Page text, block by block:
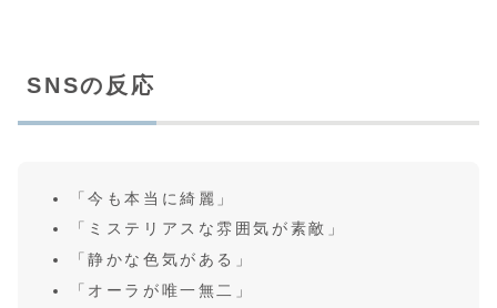
SNSの反応
「今も本当に綺麗」
「ミステリアスな雰囲気が素敵」
「静かな色気がある」
「オーラが唯一無二」